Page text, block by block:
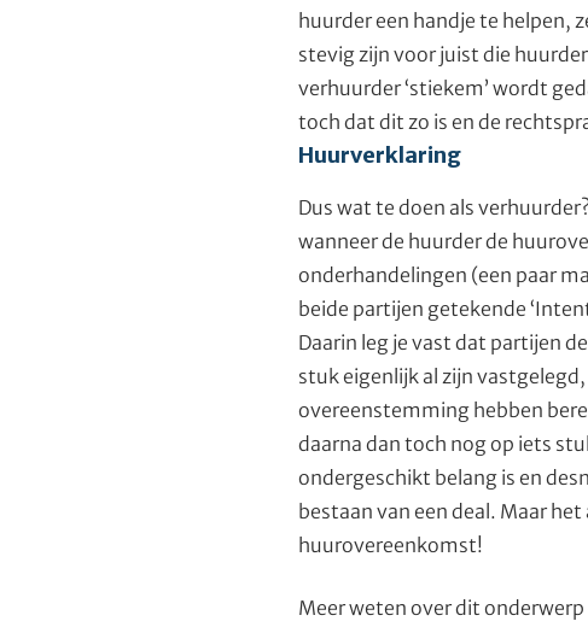
huurder een handje te helpen,
stevig zijn voor juist die
verhuurder ‘stiekem’ wordt
toch dat dit zo is en de
Huurverklaring
Dus wat te doen als
wanneer de huurder de
onderhandelingen (een paar
beide partijen getekende
Daarin leg je vast dat partijen
stuk eigenlijk al zijn
overeenstemming hebben
daarna dan toch nog op iets
ondergeschikt belang is en
bestaan van een deal. Maar
huurovereenkomst!
Meer weten over dit